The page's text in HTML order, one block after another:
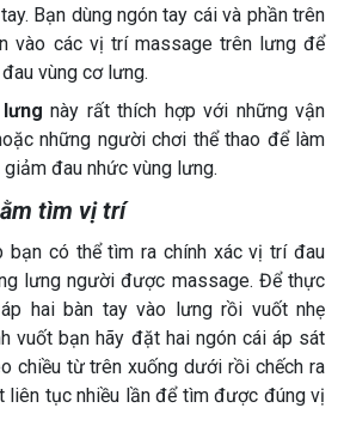
Bạn dùng ngón tay cái và phần trên
vào các vị trí massage trên lưng để
vùng cơ lưng.
này rất thích hợp với những vận
những người chơi thể thao để làm
đau nhức vùng lưng.
tìm vị trí
bạn có thể tìm ra chính xác vị trí đau
lưng người được massage. Để thực
hai bàn tay vào lưng rồi vuốt nhẹ
vuốt bạn hãy đặt hai ngón cái áp sát
chiều từ trên xuống dưới rồi chếch ra
liên tục nhiều lần để tìm được đúng vị